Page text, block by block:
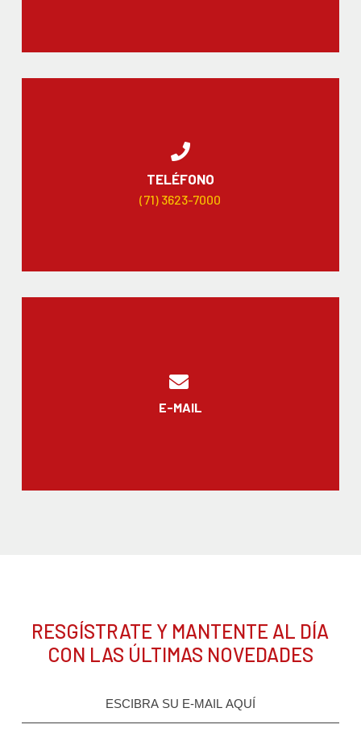
TELÉFONO
(71) 3623-7000
E-MAIL
RESGÍSTRATE Y MANTENTE AL DÍA
CON LAS ÚLTIMAS NOVEDADES